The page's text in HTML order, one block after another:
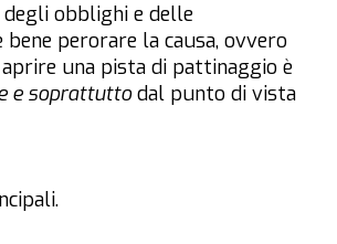
obblighi e delle
perorare la causa, ovvero
una pista di pattinaggio è
e soprattuttodal punto di vista